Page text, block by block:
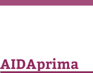
AIDAprima